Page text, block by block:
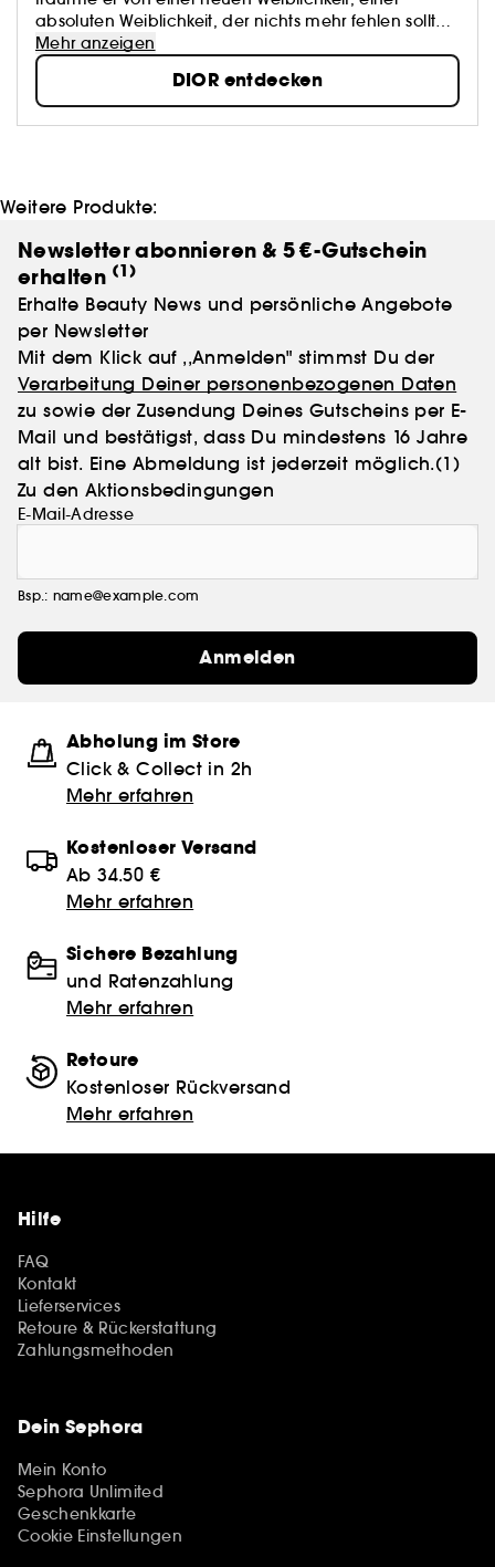
absoluten Weiblichkeit, der nichts mehr fehlen sollte.
Heute unterstreicht die Maison Dior durch Kleider und
Accessoires, Düfte und Lippenstifte sowie durch eine
höchst anspruchsvolle Hautpflege die Schönheit der
Frauen, der sie Ausstrahlung und Modernität verleiht.
Mehr anzeigen
DIOR entdecken
Weitere Produkte:
Newsletter abonnieren & 5 €-Gutschein
erhalten (1)
Erhalte Beauty News und persönliche Angebote
per Newsletter
Mit dem Klick auf ,,Anmelden" stimmst Du der
Verarbeitung Deiner personenbezogenen Daten
zu sowie der Zusendung Deines Gutscheins per E-
Mail und bestätigst, dass Du mindestens 16 Jahre
alt bist. Eine Abmeldung ist jederzeit möglich.(1)
Zu den Aktionsbedingungen
E-Mail-Adresse
Bsp.: name@example.com
Anmelden
Abholung im Store
Click & Collect in 2h
Mehr erfahren
Kostenloser Versand
Ab 34.50 €
Mehr erfahren
Sichere Bezahlung
und Ratenzahlung
Mehr erfahren
Retoure
Kostenloser Rückversand
Mehr erfahren
Hilfe
FAQ
Kontakt
Lieferservices
Retoure & Rückerstattung
Zahlungsmethoden
Dein Sephora
Mein Konto
Sephora Unlimited
Geschenkkarte
Cookie Einstellungen